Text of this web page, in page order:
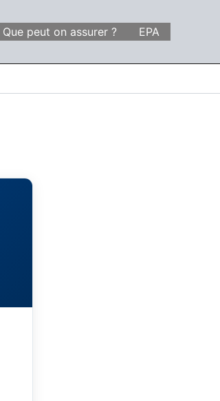
Que peut on assurer ? EPA